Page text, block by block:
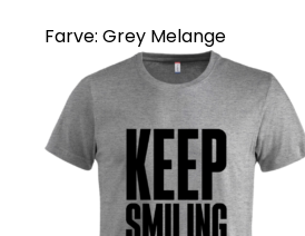
Farve: Grey Melange